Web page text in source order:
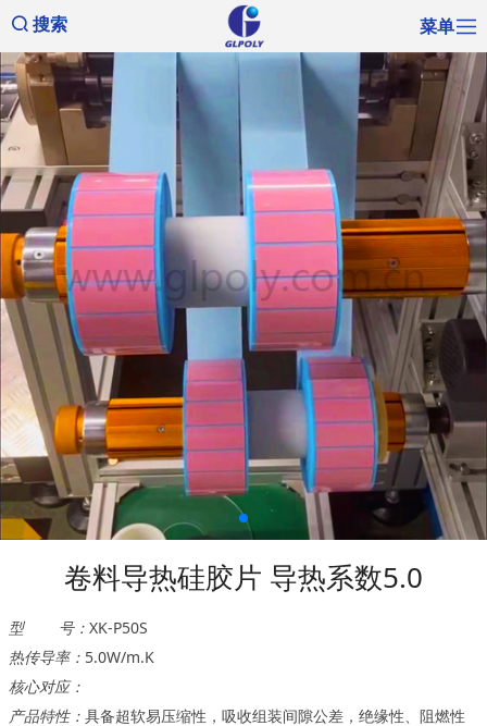
搜索 菜单
卷料导热硅胶片 导热系数5.0
型 号： XK-P50S
热传导率： 5.0W/m.K
核心对应：
产品特性： 具备超软易压缩性，吸收组装间隙公差，绝缘性、阻燃性